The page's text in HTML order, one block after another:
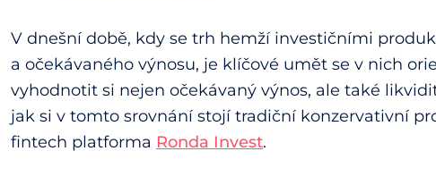
V dnešní době, kdy se trh hemží investičními
a očekávaného výnosu, je klíčové umět se v nich
vyhodnotit si nejen očekávaný výnos, ale také
jak si v tomto srovnání stojí tradiční konzervativní
fintech platforma Ronda Invest.